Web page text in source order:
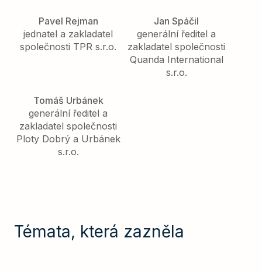
Pavel Rejman
jednatel a zakladatel
společnosti TPR s.r.o.
Jan Spáčil
generální ředitel a
zakladatel společnosti
Quanda International
s.r.o.
Tomáš Urbánek
generální ředitel a
zakladatel společnosti
Ploty Dobrý a Urbánek
s.r.o.
Témata, která zazněla